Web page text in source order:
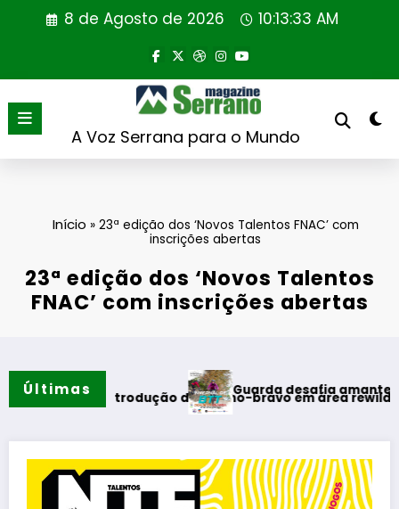
8 de Agosto de 2026 10:13:34 AM
A Voz Serrana para o Mundo
Início » 23ª edição dos ‘Novos Talentos FNAC’ com
inscrições abertas
23ª edição dos ‘Novos Talentos
FNAC’ com inscrições abertas
Últimas de coelho-bravo em área rewilding
Guarda desafia amantes do BTT na